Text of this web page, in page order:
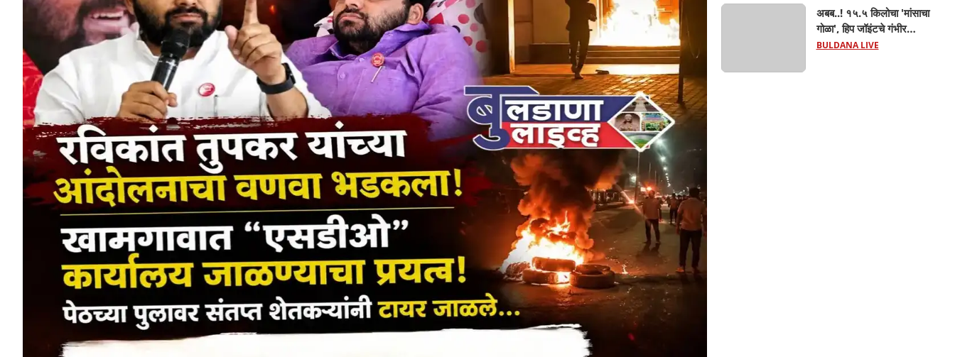
गेला तालुकाप्रमुख; पण ६
जणांना साडेआठ लाखांच्या
मुद्देमालासह पकडले.....
अबब..! १५.५ किलोचा 'मांसाचा
गोळा', हिप जॉइंटचे गंभीर
फ्रॅक्चर अन् मृत्यूशी झुंज...
BULDANA LIVE